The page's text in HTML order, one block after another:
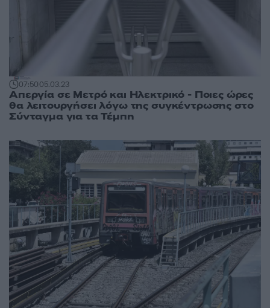
07:5005.03.23
Απεργία σε Μετρό και Ηλεκτρικό - Ποιες ώρες
θα λειτουργήσει λόγω της συγκέντρωσης στο
Σύνταγμα για τα Τέμπη